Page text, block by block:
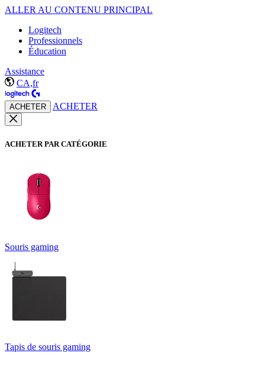
ALLER AU CONTENU PRINCIPAL
Logitech
Professionnels
Éducation
Assistance
CA,fr
ACHETER ACHETER
ACHETER PAR CATÉGORIE
Souris gaming
Tapis de souris gaming